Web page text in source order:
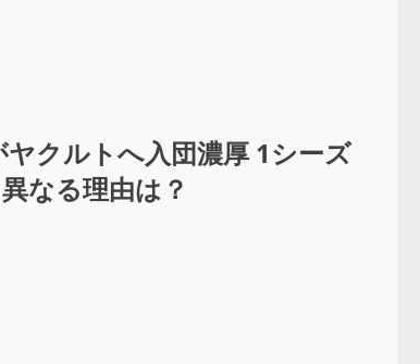
クルトへ入団濃厚 1シーズ
なる理由は？